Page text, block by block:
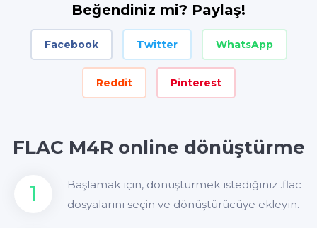
Beğendiniz mi? Paylaş!
Facebook Twitter WhatsApp
Reddit Pinterest
FLAC M4R online dönüştürme
1
Başlamak için, dönüştürmek istediğiniz .flac
dosyalarını seçin ve dönüştürücüye ekleyin.